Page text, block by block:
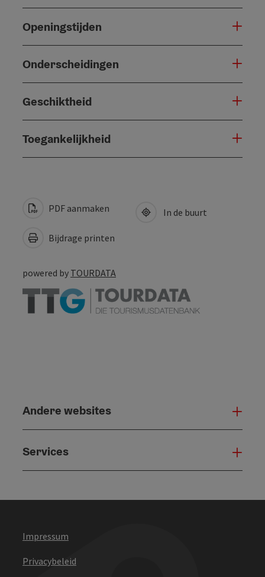
Openingstijden
Onderscheidingen
Geschiktheid
Toegankelijkheid
PDF aanmaken
Bijdrage printen
In de buurt
powered by TOURDATA
Andere websites
Services
Impressum
Privacybeleid